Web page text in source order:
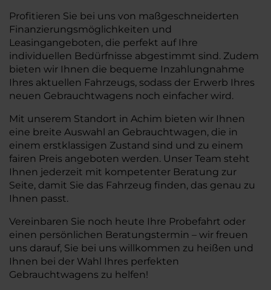
Profitieren Sie bei uns von maßgeschneiderten
Finanzierungsmöglichkeiten und
Leasingangeboten, die perfekt auf Ihre
individuellen Bedürfnisse abgestimmt sind. Zudem
bieten wir Ihnen die bequeme Inzahlungnahme
Ihres aktuellen Fahrzeugs, sodass der Erwerb Ihres
neuen Gebrauchtwagens noch einfacher wird.
Mit unserem Standort in Achim bieten wir Ihnen
eine breite Auswahl an Gebrauchtwagen, die in
einem erstklassigen Zustand sind und zu einem
fairen Preis angeboten werden. Unser Team steht
Ihnen jederzeit mit kompetenter Beratung zur
Seite, damit Sie das Fahrzeug finden, das genau zu
Ihnen passt.
Vereinbaren Sie noch heute Ihre Probefahrt oder
einen persönlichen Beratungstermin – wir freuen
uns darauf, Sie bei uns willkommen zu heißen und
Ihnen bei der Wahl Ihres perfekten
Gebrauchtwagens zu helfen!